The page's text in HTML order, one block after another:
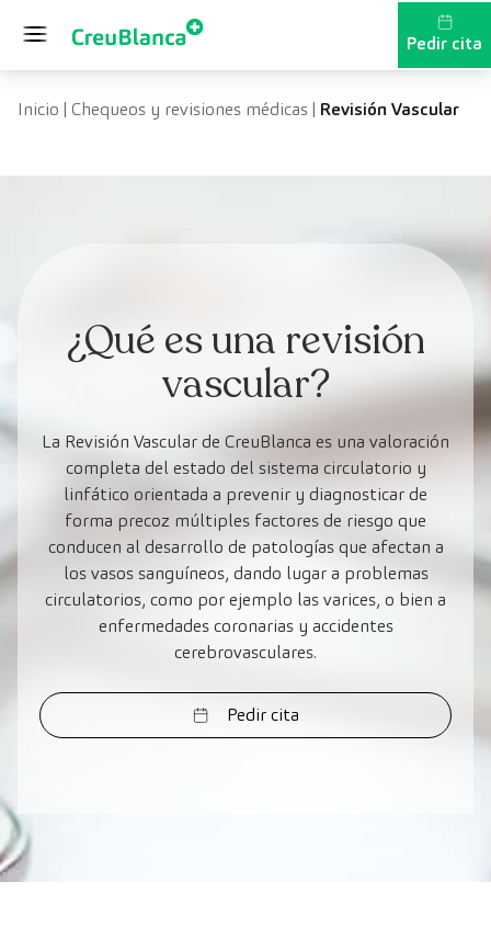
Pedir cita
Inicio | Chequeos y revisiones médicas| Revisión Vascular
¿Qué es una revisión
vascular?
La Revisión Vascular de CreuBlanca es una valoración
completa del estado del sistema circulatorio y
linfático orientada a prevenir y diagnosticar de
forma precoz múltiples factores de riesgo que
conducen al desarrollo de patologías que afectan a
los vasos sanguíneos, dando lugar a problemas
circulatorios, como por ejemplo las varices, o bien a
enfermedades coronarias y accidentes
cerebrovasculares.
Pedir cita